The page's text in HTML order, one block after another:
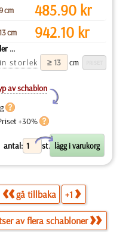
cm 485.90kr
cm 942.10kr
...
storlek
cm
av schablon
Y
+30%
antal: st.
X
gå tillbaka +1
av flera schabloner